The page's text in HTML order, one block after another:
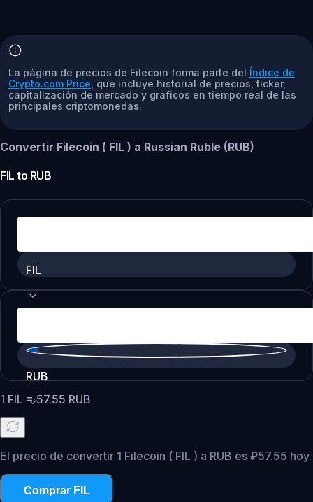
La página de precios de Filecoin forma parte del Índice de
Crypto.com Price , que incluye historial de precios, ticker,
capitalización de mercado y gráficos en tiempo real de las
principales criptomonedas.
Convertir Filecoin ( FIL ) a Russian Ruble (RUB)
FIL to RUB
FIL
RUB
1 FIL =57.55 RUB
El precio de convertir 1 Filecoin ( FIL ) a RUB es ₽57.55 hoy.
Comprar FIL